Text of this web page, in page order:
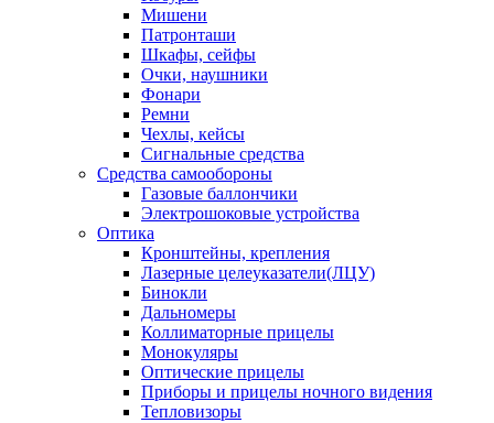
Мишени
Патронташи
Шкафы, сейфы
Очки, наушники
Фонари
Ремни
Чехлы, кейсы
Сигнальные средства
Средства самообороны
Газовые баллончики
Электрошоковые устройства
Оптика
Кронштейны, крепления
Лазерные целеуказатели(ЛЦУ)
Бинокли
Дальномеры
Коллиматорные прицелы
Монокуляры
Оптические прицелы
Приборы и прицелы ночного видения
Тепловизоры